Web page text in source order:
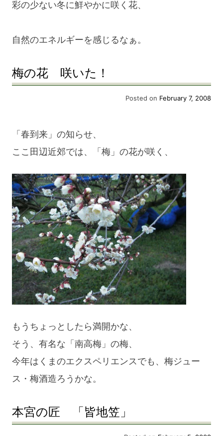
彩の少ない冬に鮮やかに咲く花、
自然のエネルギーを感じるなぁ。
梅の花 咲いた！
Posted on February 7, 2008
「春到来」の知らせ、
ここ田辺近郊では、「梅」の花が咲く、
もうちょっとしたら満開かな、
そう、有名な「南高梅」の梅、
今年はくまのエクスペリエンスでも、梅ジュー
ス・梅酒造ろうかな。
本宮の匠 「皆地笠」